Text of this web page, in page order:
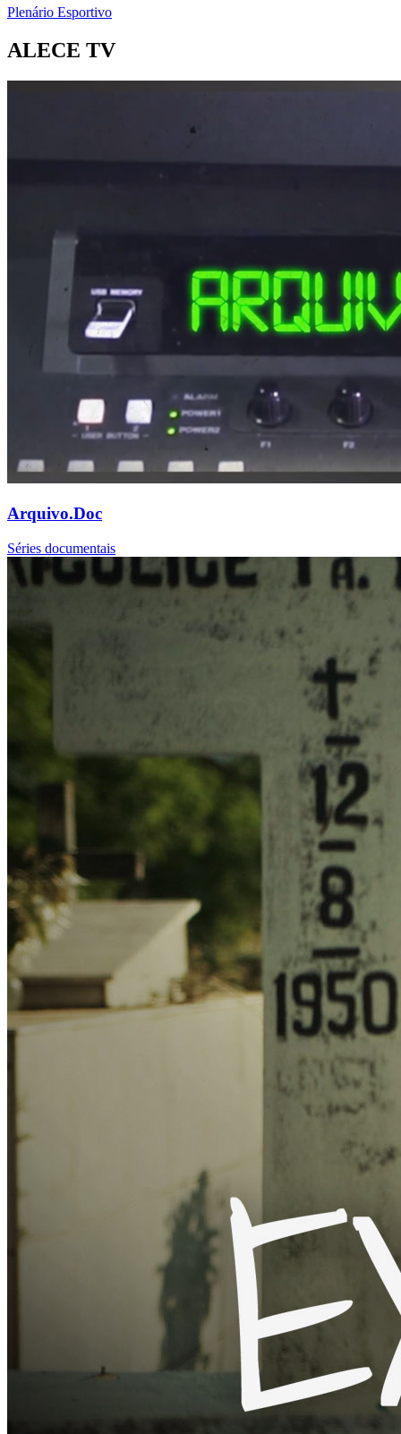
Plenário Esportivo
ALECE TV
Arquivo.Doc
Séries documentais